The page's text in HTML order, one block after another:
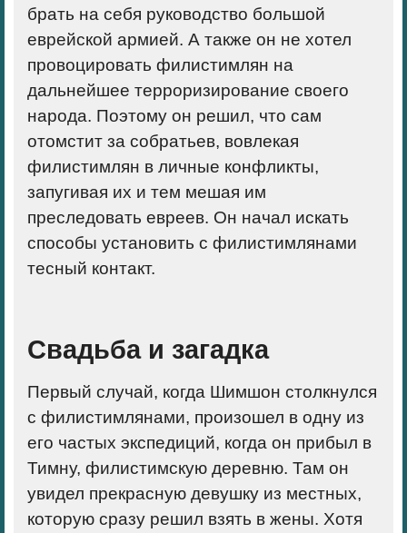
брать на себя руководство большой
еврейской армией. А также он не хотел
провоцировать филистимлян на
дальнейшее терроризирование своего
народа. Поэтому он решил, что сам
отомстит за собратьев, вовлекая
филистимлян в личные конфликты,
запугивая их и тем мешая им
преследовать евреев. Он начал искать
способы установить с филистимлянами
тесный контакт.
Свадьба и загадка
Первый случай, когда Шимшон столкнулся
с филистимлянами, произошел в одну из
его частых экспедиций, когда он прибыл в
Тимну, филистимскую деревню. Там он
увидел прекрасную девушку из местных,
которую сразу решил взять в жены. Хотя